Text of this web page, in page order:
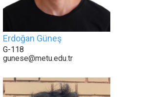
Erdoğan Güneş
G-118
gunese@metu.edu.tr